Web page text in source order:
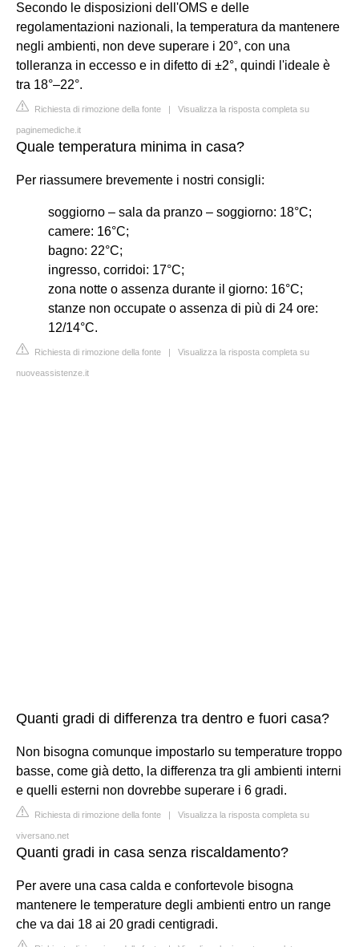
Secondo le disposizioni dell'OMS e delle
regolamentazioni nazionali, la temperatura da mantenere
negli ambienti, non deve superare i 20°, con una
tolleranza in eccesso e in difetto di ±2°, quindi l'ideale è
tra 18°–22°.
Richiesta di rimozione della fonte | Visualizza la risposta completa su
paginemediche.it
Quale temperatura minima in casa?
Per riassumere brevemente i nostri consigli:
soggiorno – sala da pranzo – soggiorno: 18°C;
camere: 16°C;
bagno: 22°C;
ingresso, corridoi: 17°C;
zona notte o assenza durante il giorno: 16°C;
stanze non occupate o assenza di più di 24 ore:
12/14°C.
Richiesta di rimozione della fonte | Visualizza la risposta completa su
nuoveassistenze.it
Quanti gradi di differenza tra dentro e fuori casa?
Non bisogna comunque impostarlo su temperature troppo
basse, come già detto, la differenza tra gli ambienti interni
e quelli esterni non dovrebbe superare i 6 gradi.
Richiesta di rimozione della fonte | Visualizza la risposta completa su
viversano.net
Quanti gradi in casa senza riscaldamento?
Per avere una casa calda e confortevole bisogna
mantenere le temperature degli ambienti entro un range
che va dai 18 ai 20 gradi centigradi.